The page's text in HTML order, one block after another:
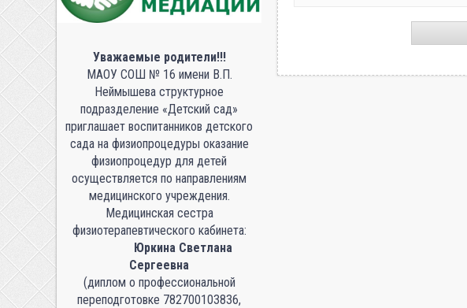
Уважаемые родители!!!
МАОУ СОШ № 16 имени В.П.
Неймышева структурное
подразделение «Детский сад»
приглашает воспитанников детского
сада на физиопроцедуры оказание
физиопроцедур для детей
осуществляется по направлениям
медицинского учреждения.
Медицинская сестра
физиотерапевтического кабинета:
Юркина Светлана
Сергеевна
(диплом о профессиональной
переподготовке 782700103836,